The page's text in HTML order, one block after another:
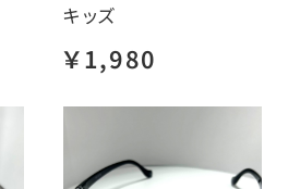
キッズ
￥1,980